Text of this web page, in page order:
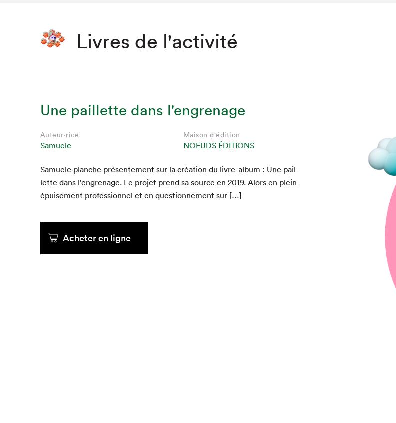
Que cherchez-vous?
Livres de l'activité
Une paillette dans l'engrenage
Auteur·rice
Samuele
Maison d'édition
NOEUDS ÉDITIONS
Samuele planche présen­te­ment sur la créa­tion du livre-album : Une pail­
lette dans l’engrenage. Le pro­jet prend sa source en 2019. Alors en plein
épuise­ment pro­fes­sion­nel et en ques­tion­nement sur […]
Acheter en ligne